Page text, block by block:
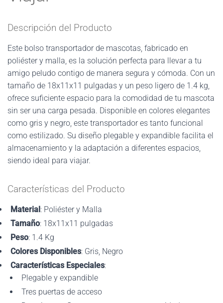
Descripción del Producto
Este bolso transportador de mascotas, fabricado en
poliéster y malla, es la solución perfecta para llevar a tu
amigo peludo contigo de manera segura y cómoda. Con un
tamaño de 18x11x11 pulgadas y un peso ligero de 1.4 kg,
ofrece suficiente espacio para la comodidad de tu mascota
sin ser una carga pesada. Disponible en colores elegantes
como gris y negro, este transportador es tanto funcional
como estilizado. Su diseño plegable y expandible facilita el
almacenamiento y la adaptación a diferentes espacios,
siendo ideal para viajar.
Características del Producto
Material: Poliéster y Malla
Tamaño: 18x11x11 pulgadas
Peso: 1.4 Kg
Colores Disponibles: Gris, Negro
Características Especiales:
Plegable y expandible
Tres puertas de acceso